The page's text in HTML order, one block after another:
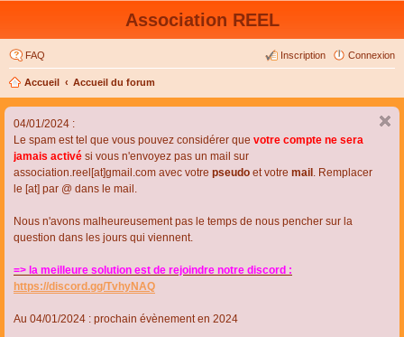
Association REEL
FAQ Connexion
Inscription
Accueil Accueil du forum
04/01/2024 :
Le spam est tel que vous pouvez considérer que votre compte ne sera
jamais activé si vous n'envoyez pas un mail sur
association.reel[at]gmail.com avec votre pseudo et votre mail . Remplacer
le [at] par @ dans le mail.
Nous n'avons malheureusement pas le temps de nous pencher sur la
question dans les jours qui viennent.
=> la meilleure solution est de rejoindre notre discord :
https://discord.gg/TvhyNAQ
Au 04/01/2024 : prochain évènement en 2024